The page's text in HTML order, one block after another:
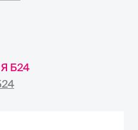
Б24